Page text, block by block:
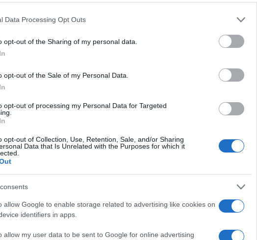
Data Processing Opt Outs
opt-out of the Sharing of my personal data.
opt-out of the Sale of my Personal Data.
opt-out of processing my Personal Data for Targeted
opt-out of Collection, Use, Retention, Sale, and/or Sharing
Data that Is Unrelated with the Purposes for which it
allow Google to enable storage related to advertising like cookies on
identifiers in apps.
allow my user data to be sent to Google for online advertising
il rapporto complesso tra ambizione,
e del costume. Una serie documentaria sulle
percorsi personali e podcast di
non si tratta solo di estetica, ma di
della Settimana della Moda milanese,
colpita dalla
per l’estetica, ma per la persistenza di uno